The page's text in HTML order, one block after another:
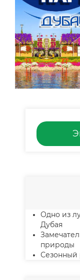
Одно из
Дубая
природы
Сезонный